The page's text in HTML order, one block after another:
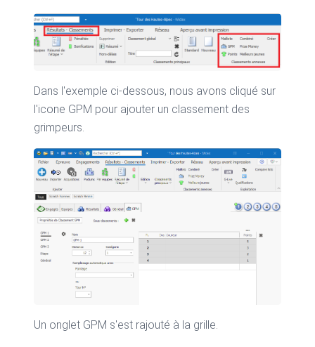
Dans l'exemple ci-dessous, nous avons cliqué sur
l'icone GPM pour ajouter un classement des
grimpeurs.
Un onglet GPM s'est rajouté à la grille.